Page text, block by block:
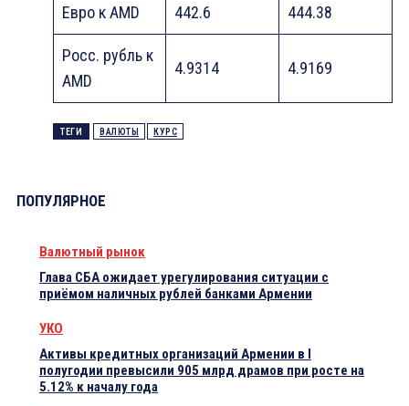
Eвро к AMD 442.6 444.38
Росс. рубль к
AMD
4.9314 4.9169
ТЕГИ ВАЛЮТЫ КУРС
ПОПУЛЯРНОЕ
Валютный рынок
Глава СБА ожидает урегулирования ситуации с
приёмом наличных рублей банками Армении
УКО
Активы кредитных организаций Армении в I
полугодии превысили 905 млрд драмов при росте на
5.12% к началу года